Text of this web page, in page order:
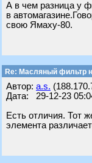
А в чем разница у
в
свою Ямаху-80.
Re: Масляный фильтр
Автор: a.s.
Дата: 29-12-23
Есть отличия. Тот
элемента